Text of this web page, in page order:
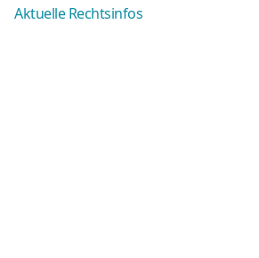
Aktuelle Rechtsinfos